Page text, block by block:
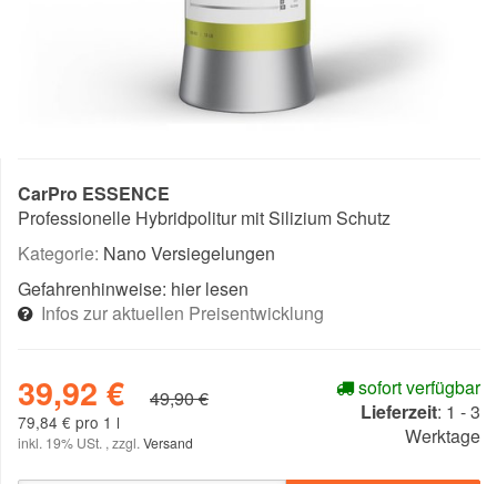
CarPro ESSENCE
Professionelle Hybridpolitur mit Silizium Schutz
Kategorie: Nano Versiegelungen
Gefahrenhinweise: hier lesen
Infos zur aktuellen Preisentwicklung
39,92 € 49,90 €
79,84 € pro 1 l
inkl. 19% USt. , zzgl. Versand
sofort verfügbar
Lieferzeit: 1 - 3
Werktage